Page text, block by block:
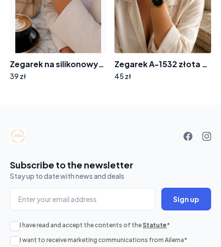
Zegarek na silikonowym pasku tarcza z cyrkoniami 8012
39 zł
Zegarek A-1532 złota bransoleta tarcza wskazówki
45 zł
No
Subscribe to the newsletter
Stay up to date with news and deals
Sign up
I have read and accept the contents of the Statute*
I want to receive marketing communications from Ailema*